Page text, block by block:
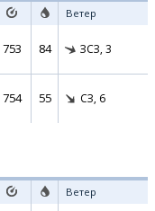
Ветер
753 84 ЗСЗ, 3
754 55 СЗ, 6
Ветер